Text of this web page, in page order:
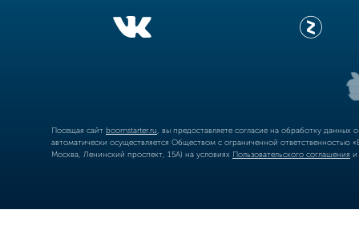
Посещая сайт boomstarter.ru , вы предоставляете согласие на обработку
автоматически осуществляется Обществом с ограниченной
Москва, Ленинский проспект, 15А) на условиях Пользовательского соглашения и